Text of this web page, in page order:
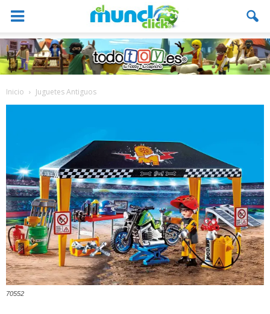
Inicio Juguetes Antiguos
70552